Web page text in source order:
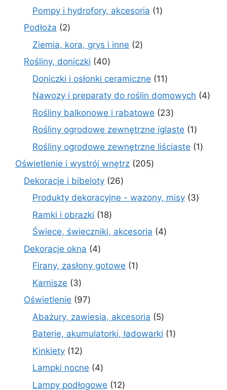
produkt
Pompy i hydrofory, akcesoria 11
Podłoża 22
Ziemia, kora, grys i inne 22
Rośliny, doniczki 4040
produktów
Doniczki i osłonki ceramiczne 1111
produktów
Nawozy i preparaty do roślin domowych 44
Rośliny balkonowe i rabatowe 2323
produkty
Rośliny ogrodowe zewnętrzne iglaste 11
produkt
Rośliny ogrodowe zewnętrzne liściaste 11
Oświetlenie i wystrój wnętrz 205205
Dekoracje i bibeloty 2626
Produkty dekoracyjne - wazony, misy 33
Ramki i obrazki 1818
produktów
Świece, świeczniki, akcesoria 44
Dekoracje okna 44
produkty
Firany, zasłony gotowe 11
Karnisze 33
produkty
Oświetlenie 9797
produktów
Abażury, zawiesia, akcesoria 55
produktów
Baterie, akumulatorki, ładowarki 11
Kinkiety 1212
produktów
Lampki nocne 44
produkty
Lampy podłogowe 1212